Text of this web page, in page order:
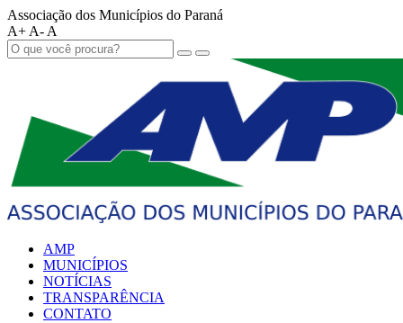
Associação dos Municípios do Paraná
A+ A- A
AMP
MUNICÍPIOS
NOTÍCIAS
TRANSPARÊNCIA
CONTATO